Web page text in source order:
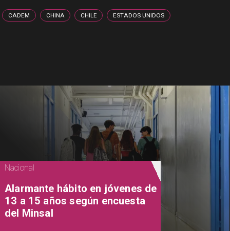
CADEM CHINA CHILE ESTADOS UNIDOS
Nacional
Alarmante hábito en jóvenes de
13 a 15 años según encuesta
del Minsal